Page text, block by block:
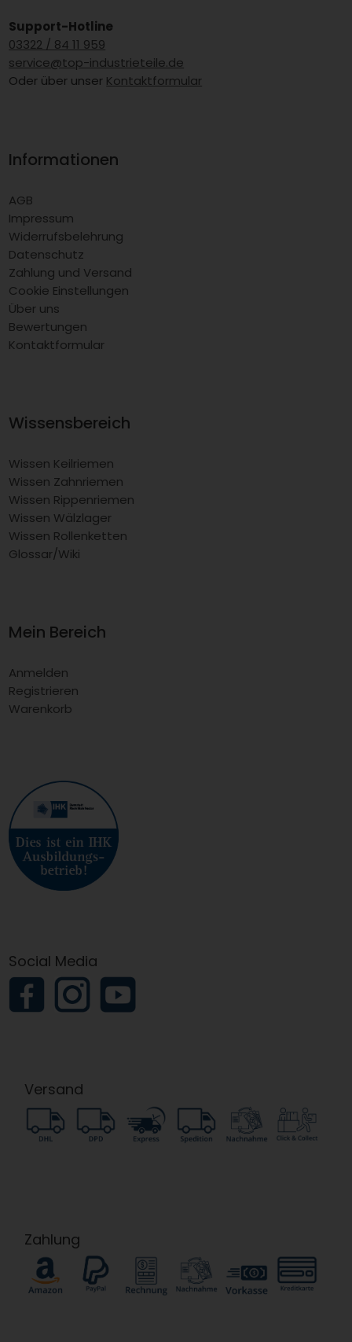
Support-Hotline
03322 / 84 11 959
service@top-industrieteile.de
Oder über unser Kontaktformular
Informationen
AGB
Impressum
Widerrufsbelehrung
Datenschutz
Zahlung und Versand
Cookie Einstellungen
Über uns
Bewertungen
Kontaktformular
Wissensbereich
Wissen Keilriemen
Wissen Zahnriemen
Wissen Rippenriemen
Wissen Wälzlager
Wissen Rollenketten
Glossar/Wiki
Mein Bereich
Anmelden
Registrieren
Warenkorb
Social Media
Versand
Zahlung